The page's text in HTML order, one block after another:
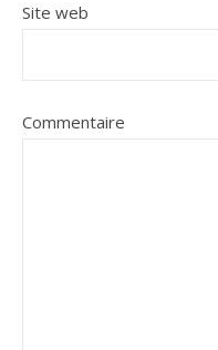
Site web
Commentaire